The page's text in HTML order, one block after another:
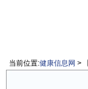
当前位置:健康信息网 >